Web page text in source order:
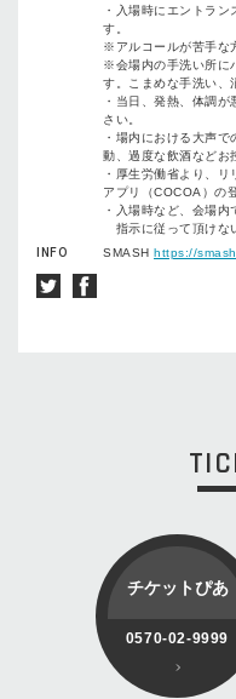
・入場時にエントラ
す。
※アルコールが苦手な
※会場内の手洗い所に
す。こまめな手洗い、
・当日、発熱、体調
さい。
・場内における大声
動、過度な飲酒などお
・厚生労働省より、
アプリ（COCOA）の
・入場時など、会場内
指示に従って頂けな
INFO
SMASH https://
チケットぴあ
0570-02-9999